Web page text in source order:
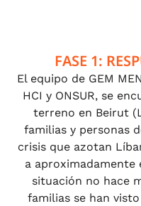
FASE 1:
El equipo de GEM
HCI y ONSUR, se
terreno en Beirut
familias y personas
crisis que azotan
a aproximadamente
situación no hace
familias se han